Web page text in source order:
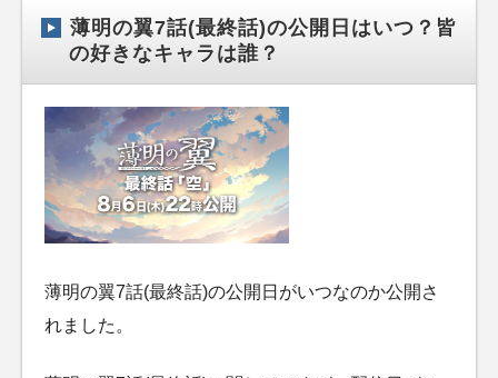
薄明の翼7話(最終話)の公開日はいつ？皆
の好きなキャラは誰？
薄明の翼7話(最終話)の公開日がいつなのか公開さ
れました。